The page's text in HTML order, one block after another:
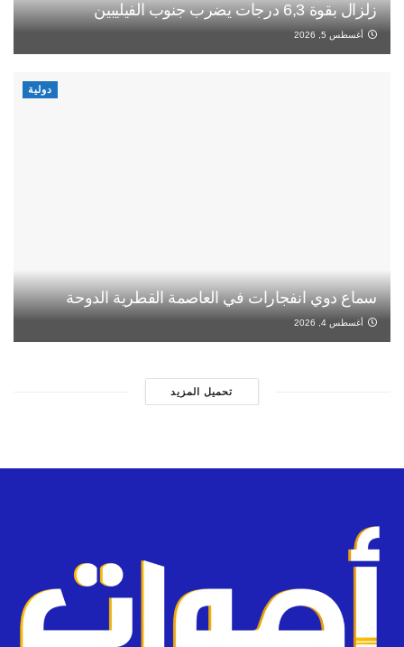
زلزال بقوة 6,3 درجات يضرب جنوب الفيليبين
أغسطس 5, 2026
دولية
سماع دوي انفجارات في العاصمة القطرية الدوحة
أغسطس 4, 2026
تحميل المزيد